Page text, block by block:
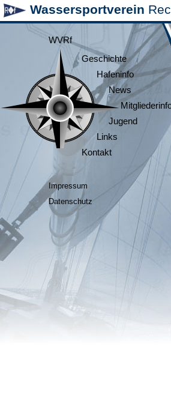
Wassersportverein
WVRf
Geschichte
Hafeninfo
News
Jugend
Links
Kontakt
Impressum
Datenschutz